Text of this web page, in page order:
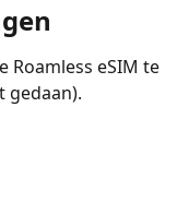
Roamless eSIM te
gedaan).